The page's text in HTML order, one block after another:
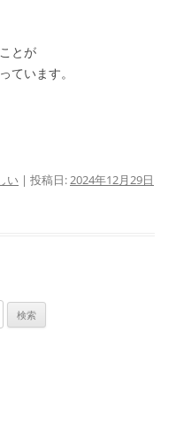
とが
ています。
い | 投稿日:2024年12月29日